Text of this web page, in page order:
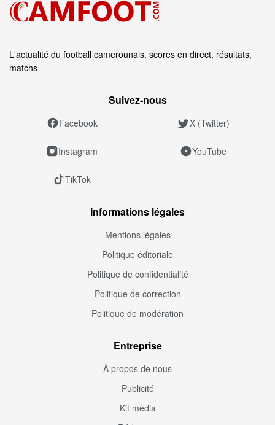
L'actualité du football camerounais, scores en direct, résultats,
matchs
Suivez‑nous
Facebook X (Twitter)
Instagram YouTube
TikTok
Informations légales
Mentions légales
Politique éditoriale
Politique de confidentialité
Politique de correction
Politique de modération
Entreprise
À propos de nous
Publicité
Kit média